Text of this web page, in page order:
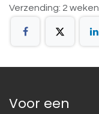
Verzending: 2 weken
Voor een